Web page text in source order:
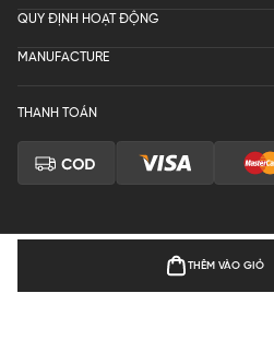
THÊM VÀO GIỎ
QUY ĐỊNH HOẠT ĐỘNG
MANUFACTURE
THANH TOÁN
Bản quyền © 2024 KGVIETNAM